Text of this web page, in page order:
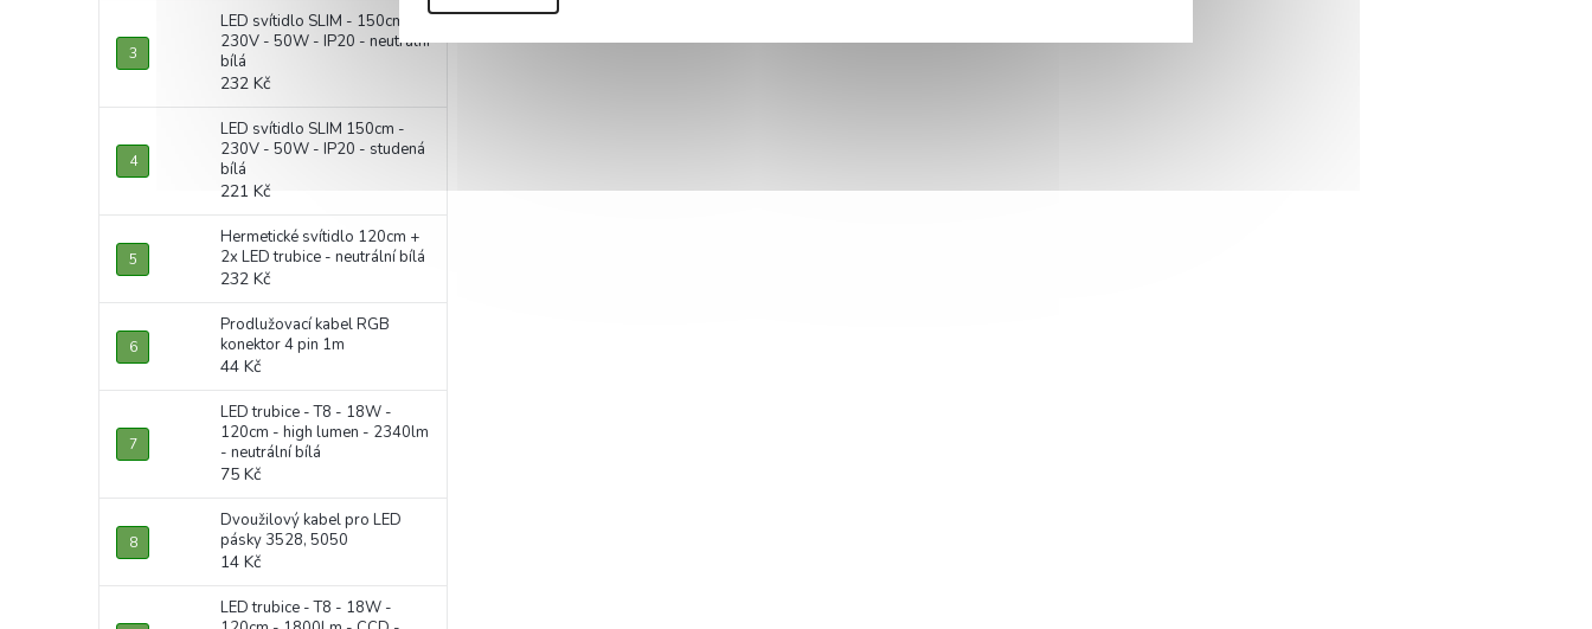
LED svítidlo SLIM - 150cm -
230V - 50W - IP20 - neutrální
bílá
232 Kč
LED svítidlo SLIM 150cm -
230V - 50W - IP20 - studená
bílá
221 Kč
Hermetické svítidlo 120cm +
2x LED trubice - neutrální bílá
232 Kč
Prodlužovací kabel RGB
konektor 4 pin 1m
44 Kč
LED trubice - T8 - 18W -
120cm - high lumen - 2340lm
- neutrální bílá
75 Kč
Dvoužilový kabel pro LED
pásky 3528, 5050
14 Kč
LED trubice - T8 - 18W -